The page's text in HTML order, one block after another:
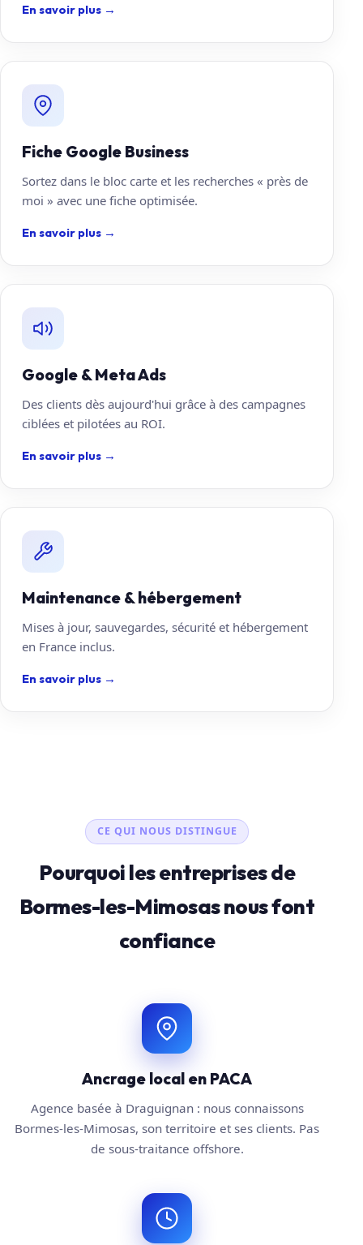
En savoir plus →
Fiche Google Business
Sortez dans le bloc carte et les recherches « près de
moi » avec une fiche optimisée.
En savoir plus →
Google & Meta Ads
Des clients dès aujourd'hui grâce à des campagnes
ciblées et pilotées au ROI.
En savoir plus →
Maintenance & hébergement
Mises à jour, sauvegardes, sécurité et hébergement
en France inclus.
En savoir plus →
CE QUI NOUS DISTINGUE
Pourquoi les entreprises de
Bormes-les-Mimosas nous font
confiance
Ancrage local en PACA
Agence basée à Draguignan : nous connaissons
Bormes-les-Mimosas, son territoire et ses clients. Pas
de sous-traitance offshore.